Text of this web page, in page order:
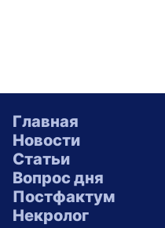
Главная
Новости
Статьи
Вопрос дня
Постфактум
Некролог